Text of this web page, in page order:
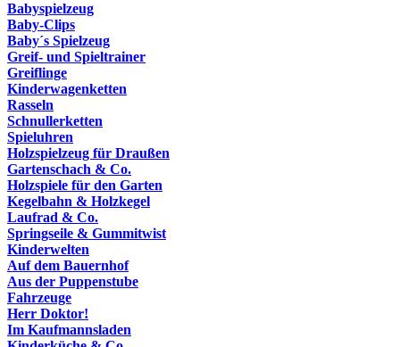
Babyspielzeug
Baby-Clips
Baby´s Spielzeug
Greif- und Spieltrainer
Greiflinge
Kinderwagenketten
Rasseln
Schnullerketten
Spieluhren
Holzspielzeug für Draußen
Gartenschach & Co.
Holzspiele für den Garten
Kegelbahn & Holzkegel
Laufrad & Co.
Springseile & Gummitwist
Kinderwelten
Auf dem Bauernhof
Aus der Puppenstube
Fahrzeuge
Herr Doktor!
Im Kaufmannsladen